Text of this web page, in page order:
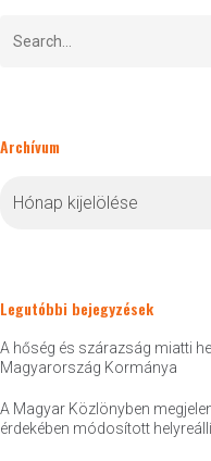
Archívum
Legutóbbi bejegyzések
A hőség és szárazság miatti
Magyarország Kormánya
A Magyar Közlönyben
érdekében módosított